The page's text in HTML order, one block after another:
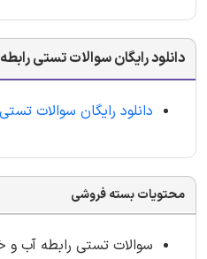
دانلود رایگان سوالات تستی
دانلود رایگان سوالات
محتویات بسته فروشی
سوالات تستی رابطه آب و خاک